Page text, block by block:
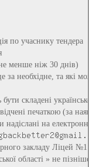
по учаснику тендера
менше ніж 30 днів)
необхідне, та які
складені
печаткою (за
на
закладу Ліцей №1
області » не